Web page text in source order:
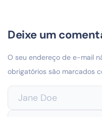
Deixe um
O seu endereço de e-mail
obrigatórios são marcados